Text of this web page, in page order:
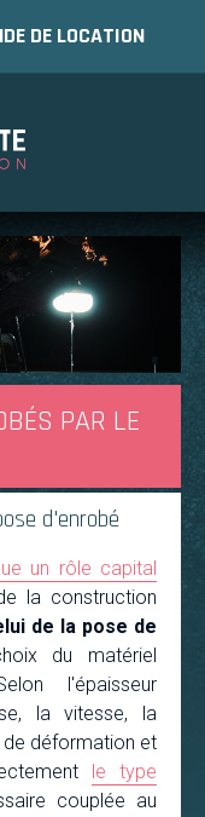
DE LOCATION
PAR LE
d'enrobé
un rôle capital
la construction
de la pose de
du matériel
l'épaisseur
la vitesse, la
de déformation et
le type
couplée au